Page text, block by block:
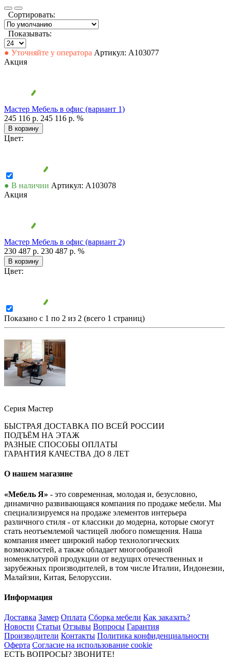
Сортировать:
Показывать:
● Уточняйте у оператора Артикул: А103077
Акция
Мастер Мебель в офис (вариант 1)
245 116 р. 245 116 р. %
В корзину
Цвет:
● В наличии Артикул: А103078
Акция
Мастер Мебель в офис (вариант 2)
230 487 р. 230 487 р. %
В корзину
Цвет:
Показано с 1 по 2 из 2 (всего 1 страниц)
Серия Мастер
БЫСТРАЯ ДОСТАВКА ПО ВСЕЙ РОССИИ
ПОДЪЁМ НА ЭТАЖ
РАЗНЫЕ СПОСОБЫ ОПЛАТЫ
ГАРАНТИЯ КАЧЕСТВА ДО 8 ЛЕТ
О нашем магазине
«Мебель Я» - это современная, молодая и, безусловно,
динамично развивающаяся компания по продаже мебели. Мы
специализируемся на продаже элементов интерьера
различного стиля - от классики до модерна, которые смогут
стать неотъемлемой частицей любого помещения. Наша
компания имеет широкий набор технологических
возможностей, а также обладает многообразной
номенклатурой продукции от ведущих отечественных и
зарубежных производителей, в том числе Италии, Индонезии,
Малайзии, Китая, Белоруссии.
Информация
Доставка Замер Оплата Сборка мебели Как заказать?
Новости Статьи Отзывы Вопросы Гарантия
Производители Контакты Политика конфиденциальности
Оферта Согласие на использование cookie
ЕСТЬ ВОПРОСЫ? ЗВОНИТЕ!